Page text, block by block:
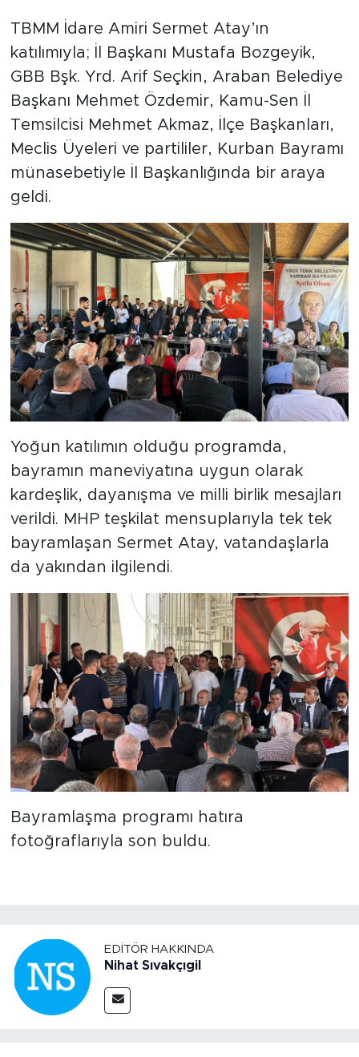
TBMM İdare Amiri Sermet Atay’ın
katılımıyla; İl Başkanı Mustafa Bozgeyik,
GBB Bşk. Yrd. Arif Seçkin, Araban Belediye
Başkanı Mehmet Özdemir, Kamu-Sen İl
Temsilcisi Mehmet Akmaz, İlçe Başkanları,
Meclis Üyeleri ve partililer, Kurban Bayramı
münasebetiyle İl Başkanlığında bir araya
geldi.
Yoğun katılımın olduğu programda,
bayramın maneviyatına uygun olarak
kardeşlik, dayanışma ve milli birlik mesajları
verildi. MHP teşkilat mensuplarıyla tek tek
bayramlaşan Sermet Atay, vatandaşlarla
da yakından ilgilendi.
Bayramlaşma programı hatıra
fotoğraflarıyla son buldu.
EDITÖR HAKKINDA
Nihat Sıvakçıgil